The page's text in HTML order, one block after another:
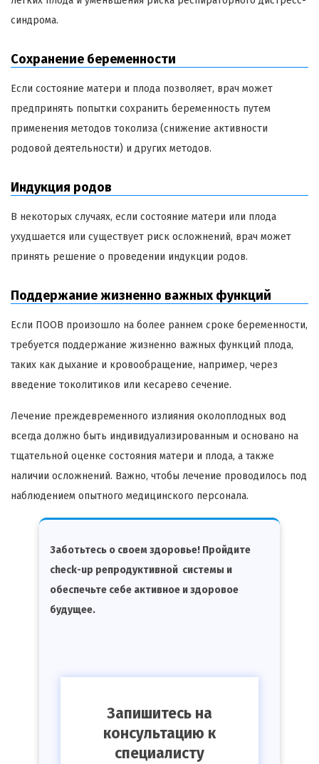
синдрома.
Сохранение беременности
Если состояние матери и плода позволяет, врач может
предпринять попытки сохранить беременность путем
применения методов токолиза (снижение активности
родовой деятельности) и других методов.
Индукция родов
В некоторых случаях, если состояние матери или плода
ухудшается или существует риск осложнений, врач может
принять решение о проведении индукции родов.
Поддержание жизненно важных функций
Если ПООВ произошло на более раннем сроке беременности,
требуется поддержание жизненно важных функций плода,
таких как дыхание и кровообращение, например, через
введение токолитиков или кесарево сечение.
Лечение преждевременного излияния околоплодных вод
всегда должно быть индивидуализированным и основано на
тщательной оценке состояния матери и плода, а также
наличии осложнений. Важно, чтобы лечение проводилось под
наблюдением опытного медицинского персонала.
Заботьтесь о своем здоровье! Пройдите
check-up репродуктивной системы и
обеспечьте себе активное и здоровое
будущее.
Запишитесь на
консультацию к
специалисту